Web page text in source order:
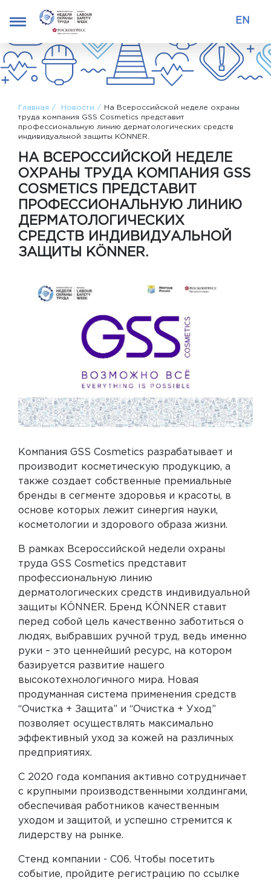
EN
Главная Новости
На Всероссийской неделе охраны
труда компания GSS Cosmetics представит
профессиональную линию дерматологических средств
индивидуальной защиты KÖNNER.
НА ВСЕРОССИЙСКОЙ НЕДЕЛЕ
ОХРАНЫ ТРУДА КОМПАНИЯ GSS
COSMETICS ПРЕДСТАВИТ
ПРОФЕССИОНАЛЬНУЮ ЛИНИЮ
ДЕРМАТОЛОГИЧЕСКИХ
СРЕДСТВ ИНДИВИДУАЛЬНОЙ
ЗАЩИТЫ KÖNNER.
Компания GSS Cosmetics разрабатывает и
производит косметическую продукцию, а
также создает собственные премиальные
бренды в сегменте здоровья и красоты, в
основе которых лежит синергия науки,
косметологии и здорового образа жизни.
В рамках Всероссийской недели охраны
труда GSS Cosmetics представит
профессиональную линию
дерматологических средств индивидуальной
защиты KÖNNER. Бренд KÖNNER ставит
перед собой цель качественно заботиться о
людях, выбравших ручной труд, ведь именно
руки – это ценнейший ресурс, на котором
базируется развитие нашего
высокотехнологичного мира. Новая
продуманная система применения средств
“Очистка + Защита” и “Очистка + Уход”
позволяет осуществлять максимально
эффективный уход за кожей на различных
предприятиях.
С 2020 года компания активно сотрудничает
с крупными производственными холдингами,
обеспечивая работников качественным
уходом и защитой, и успешно стремится к
лидерству на рынке.
Стенд компании - С06. Чтобы посетить
событие, пройдите регистрацию по ссылке